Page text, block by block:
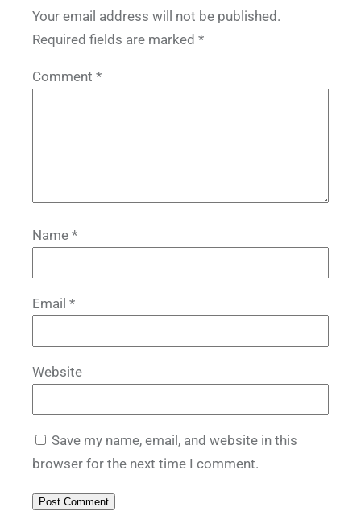
Your email address will not be published.
Required fields are marked *
Comment *
Name *
Email *
Website
Save my name, email, and website in this
browser for the next time I comment.